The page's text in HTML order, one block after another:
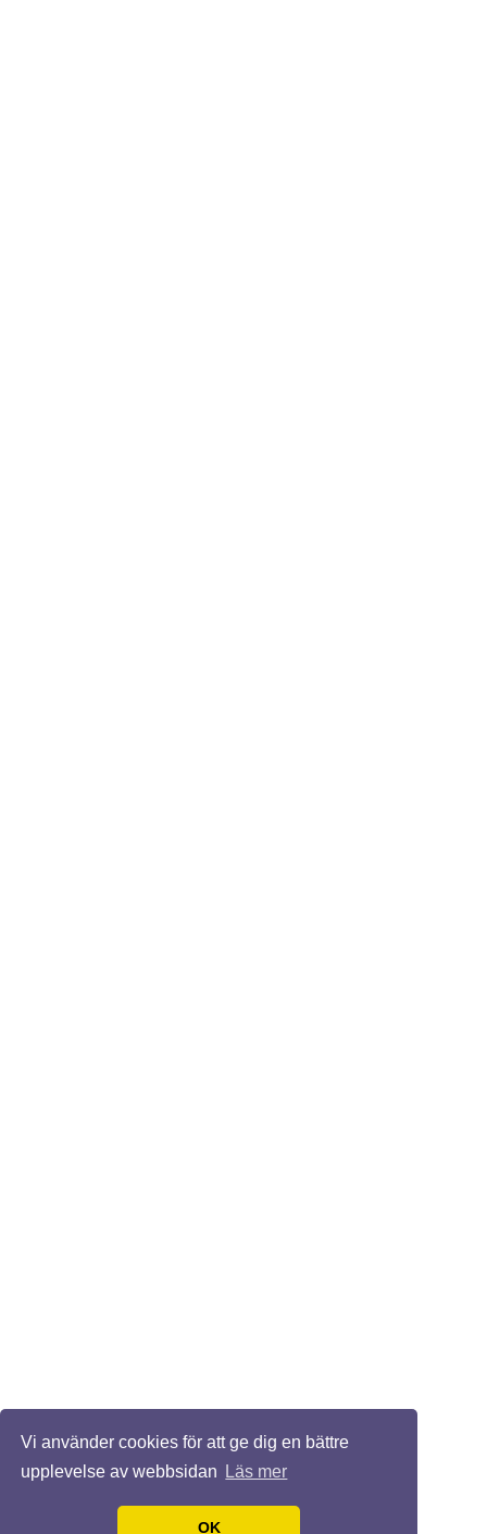
Vi använder cookies för att ge dig en bättre
upplevelse av webbsidan
Läs mer
OK